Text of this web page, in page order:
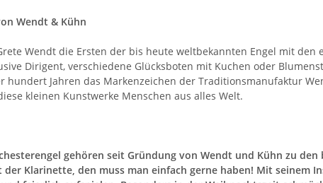
Wendt & Kühn
Wendt die Ersten der bis heute weltbekannten Engel mit
Dirigent, verschiedene Glücksboten mit Kuchen oder
hundert Jahren das Markenzeichen der Traditionsmanufaktur
kleinen Kunstwerke Menschen aus alles Welt.
gehören seit Gründung von Wendt und Kühn zu
der Klarinette, den muss man einfach gerne haben! Mit